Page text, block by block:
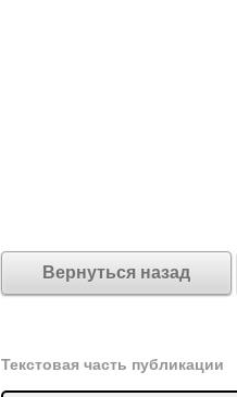
Вернуться назад
Текстовая часть публикации